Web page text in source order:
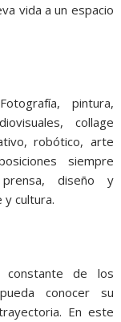
vida a un espacio
pintura,
collage
robótico, arte
siempre
diseño y
y cultura.
constante de los
conocer su
En este